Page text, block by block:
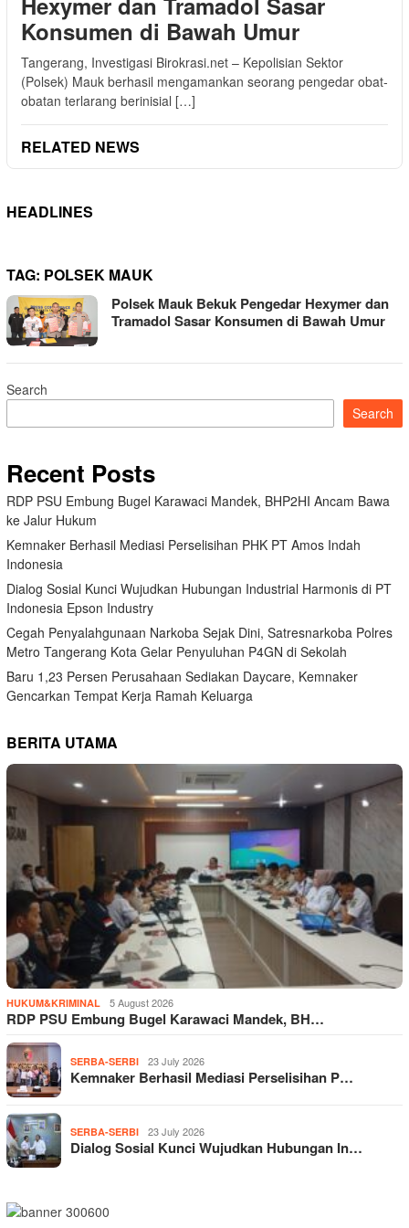
Konsumen di Bawah Umur
Tangerang, Investigasi Birokrasi.net – Kepolisian Sektor
(Polsek) Mauk berhasil mengamankan seorang pengedar obat-
obatan terlarang berinisial […]
RELATED NEWS
HEADLINES
TAG: POLSEK MAUK
Polsek Mauk Bekuk Pengedar Hexymer dan
Tramadol Sasar Konsumen di Bawah Umur
Search
Search
Recent Posts
RDP PSU Embung Bugel Karawaci Mandek, BHP2HI Ancam Bawa
ke Jalur Hukum
Kemnaker Berhasil Mediasi Perselisihan PHK PT Amos Indah
Indonesia
Dialog Sosial Kunci Wujudkan Hubungan Industrial Harmonis di PT
Indonesia Epson Industry
Cegah Penyalahgunaan Narkoba Sejak Dini, Satresnarkoba Polres
Metro Tangerang Kota Gelar Penyuluhan P4GN di Sekolah
Baru 1,23 Persen Perusahaan Sediakan Daycare, Kemnaker
Gencarkan Tempat Kerja Ramah Keluarga
BERITA UTAMA
HUKUM&KRIMINAL 5 August 2026
RDP PSU Embung Bugel Karawaci Mandek, BH…
SERBA-SERBI 23 July 2026
Kemnaker Berhasil Mediasi Perselisihan P…
SERBA-SERBI 23 July 2026
Dialog Sosial Kunci Wujudkan Hubungan In…